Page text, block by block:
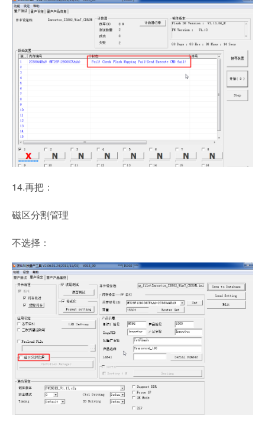
14.再把：
磁区分割管理
不选择：